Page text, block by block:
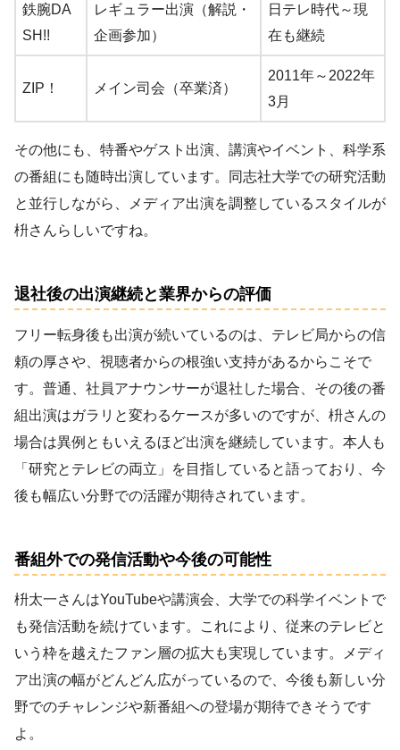
鉄腕DA
SH!!
レギュラー出演（解説・
企画参加）
日テレ時代～現
在も継続
ZIP！ メイン司会（卒業済）
2011年～2022年
3月
その他にも、特番やゲスト出演、講演やイベント、科学系
の番組にも随時出演しています。同志社大学での研究活動
と並行しながら、メディア出演を調整しているスタイルが
枡さんらしいですね。
退社後の出演継続と業界からの評価
フリー転身後も出演が続いているのは、テレビ局からの信
頼の厚さや、視聴者からの根強い支持があるからこそで
す。普通、社員アナウンサーが退社した場合、その後の番
組出演はガラリと変わるケースが多いのですが、枡さんの
場合は異例ともいえるほど出演を継続しています。本人も
「研究とテレビの両立」を目指していると語っており、今
後も幅広い分野での活躍が期待されています。
番組外での発信活動や今後の可能性
枡太一さんはYouTubeや講演会、大学での科学イベントで
も発信活動を続けています。これにより、従来のテレビと
いう枠を越えたファン層の拡大も実現しています。メディ
ア出演の幅がどんどん広がっているので、今後も新しい分
野でのチャレンジや新番組への登場が期待できそうです
よ。